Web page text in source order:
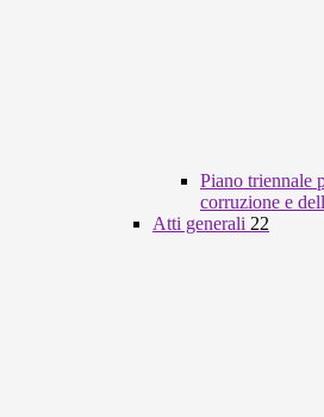
Piano triennale
corruzione e
Atti generali 22